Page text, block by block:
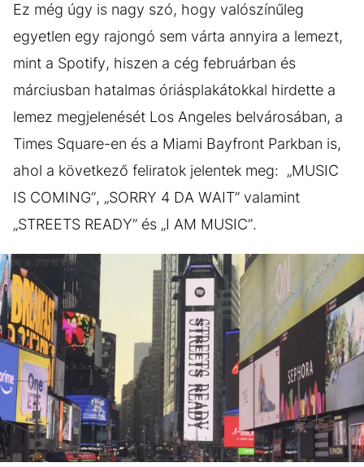
Ez még úgy is nagy szó, hogy valószínűleg
egyetlen egy rajongó sem várta annyira a lemezt,
mint a Spotify, hiszen a cég februárban és
márciusban hatalmas óriásplakátokkal hirdette a
lemez megjelenését Los Angeles belvárosában, a
Times Square-en és a Miami Bayfront Parkban is,
ahol a következő feliratok jelentek meg: „MUSIC
IS COMING”, „SORRY 4 DA WAIT” valamint
„STREETS READY” és „I AM MUSIC”.